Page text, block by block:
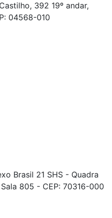
392 19º andar,
04568-010
Brasil 21 SHS - Quadra
805 - CEP: 70316-000